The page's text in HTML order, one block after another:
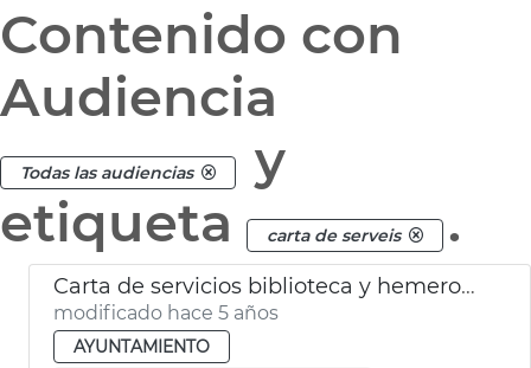
Contenido con
Audiencia
Todas las audiencias
y
etiqueta
carta de serveis .
Carta de servicios biblioteca y hemeroteca
modificado hace 5 años
AYUNTAMIENTO